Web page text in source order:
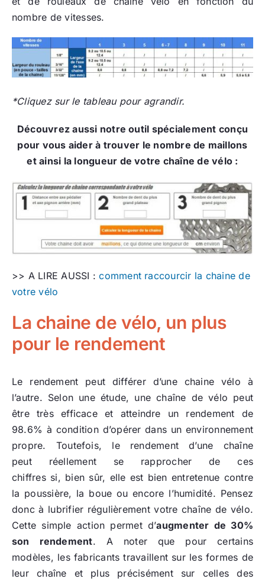
nombre de vitesses.
*Cliquez sur le tableau pour agrandir.
Découvrez aussi notre outil spécialement conçu
pour vous aider à trouver le nombre de maillons
et ainsi la longueur de votre chaîne de vélo :
>> A LIRE AUSSI :comment raccourcir la chaine de
votre vélo
La chaine de vélo, un plus
pour le rendement
Le rendement peut différer d’une chaine vélo à
l’autre. Selon une étude, une chaîne de vélo peut
être très efficace et atteindre un rendement de
98.6% à condition d’opérer dans un environnement
propre. Toutefois, le rendement d’une chaîne
peut réellement se rapprocher de ces
chiffres si, bien sûr, elle est bien entretenue contre
la poussière, la boue ou encore l’humidité. Pensez
donc à lubrifier régulièrement votre chaîne de vélo.
Cette simple action permet d’augmenter de 30%
son rendement. A noter que pour certains
modèles, les fabricants travaillent sur les formes de
leur chaîne et plus précisément sur celles des